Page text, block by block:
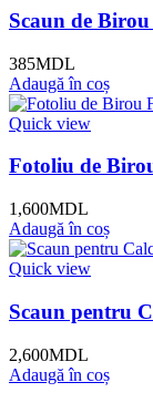
Scaun de
385MDL
Adaugă în coș
Quick view
Fotoliu de
1,600MDL
Adaugă în coș
Quick view
Scaun pentru
2,600MDL
Adaugă în coș